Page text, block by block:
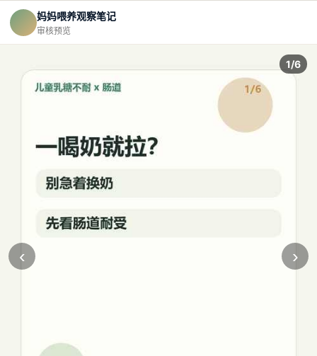
妈妈喂养观察笔记
审核预览
1/6
‹ ›